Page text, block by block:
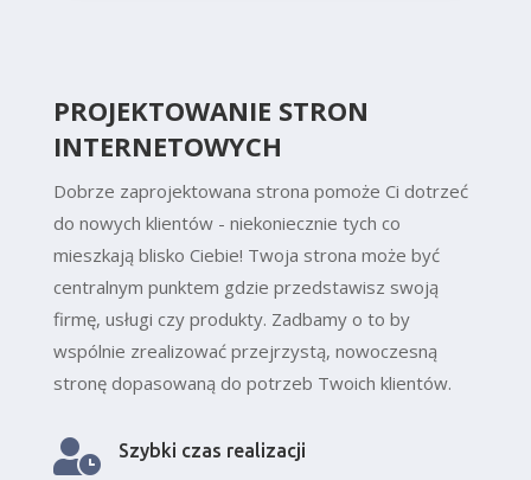
PROJEKTOWANIE STRON
INTERNETOWYCH
Dobrze zaprojektowana strona pomoże Ci dotrzeć
do nowych klientów - niekoniecznie tych co
mieszkają blisko Ciebie! Twoja strona może być
centralnym punktem gdzie przedstawisz swoją
firmę, usługi czy produkty. Zadbamy o to by
wspólnie zrealizować przejrzystą, nowoczesną
stronę dopasowaną do potrzeb Twoich klientów.
 Szybki czas realizacji